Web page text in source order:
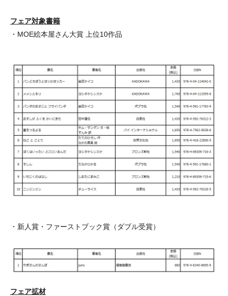
フェア対象書籍
・MOE絵本屋さん大賞 上位10作品
・新人賞・ファーストブック賞（ダブル受賞）
フェア拡材